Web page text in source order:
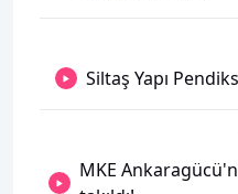
Siltaş Yapı
MKE